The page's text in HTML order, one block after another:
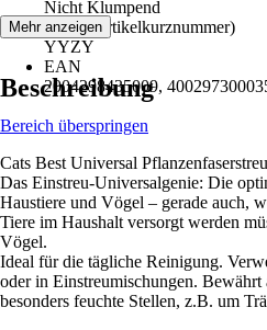
Nicht Klumpend
AKN (Artikelkurznummer)
YYZY
EAN
2004298435009,
Mehr anzeigen
Beschreibung
Bereich überspringen
Cats Best Universal Pflanzenfaserstreu
Das Einstreu-Universalgenie: Die
Haustiere und Vögel – gerade auch,
Tiere im Haushalt versorgt werden
Vögel.
Ideal für die tägliche Reinigung.
oder in Einstreumischungen. Bewährt
besonders feuchte Stellen, z.B. um